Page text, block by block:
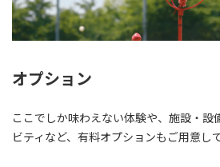
オプション
ここでしか味わえない体験や、施設・設
ビティなど、有料オプションもご用意し